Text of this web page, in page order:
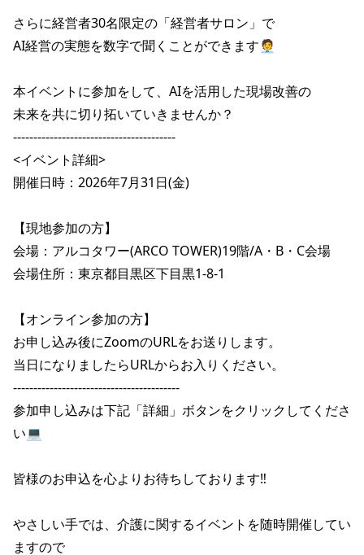
さらに経営者30名限定の「経営者サロン」で
AI経営の実態を数字で聞くことができます🧑‍💼
本イベントに参加をして、AIを活用した現場改善の
未来を共に切り拓いていきませんか？
----------------------------------------
<イベント詳細>
開催日時：2026年7月31日(金)
【現地参加の方】
会場：アルコタワー(ARCO TOWER)19階/A・B・C会場
会場住所：東京都目黒区下目黒1-8-1
【オンライン参加の方】
お申し込み後にZoomのURLをお送りします。
当日になりましたらURLからお入りください。
-----------------------------------------
参加申し込みは下記「詳細」ボタンをクリックしてくださ
い💻
皆様のお申込を心よりお待ちしております‼️
やさしい手では、介護に関するイベントを随時開催してい
ますので